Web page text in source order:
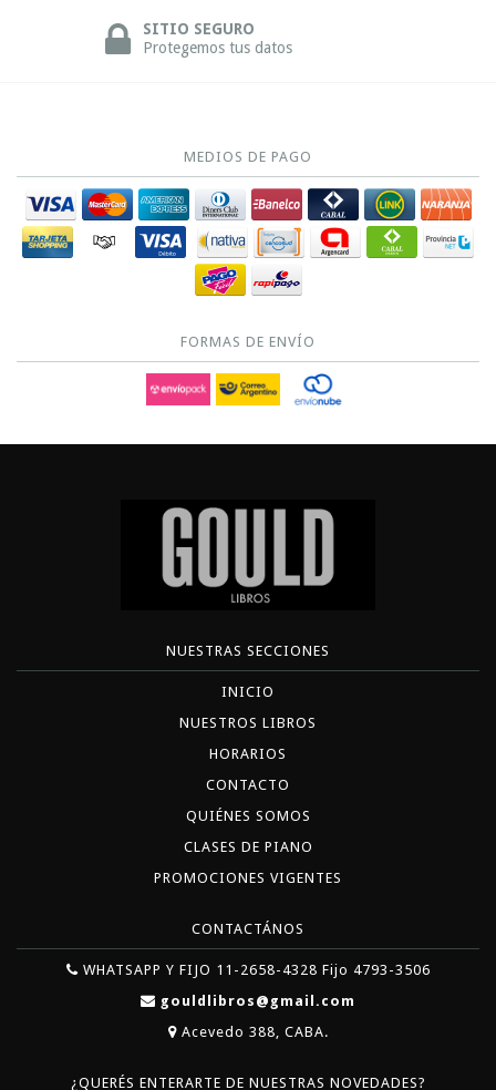
SITIO SEGURO
Protegemos tus datos
MEDIOS DE PAGO
FORMAS DE ENVÍO
NUESTRAS SECCIONES
INICIO
NUESTROS LIBROS
HORARIOS
CONTACTO
QUIÉNES SOMOS
CLASES DE PIANO
PROMOCIONES VIGENTES
CONTACTÁNOS
WHATSAPP Y FIJO 11-2658-4328 Fijo 4793-3506
gouldlibros@gmail.com
Acevedo 388, CABA.
¿QUERÉS ENTERARTE DE NUESTRAS NOVEDADES?